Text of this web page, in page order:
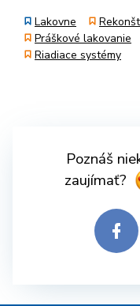
Lakovne
Práškové lakovanie
Riadiace systémy
Poznáš
zaujímať?